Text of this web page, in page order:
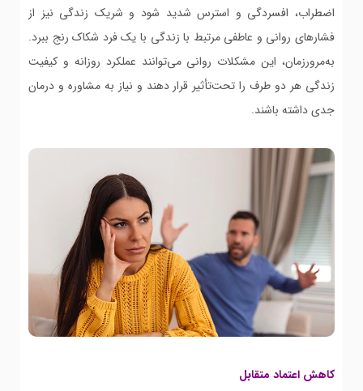
اضطراب، افسردگی و استرس شدید شود و شریک زندگی نیز از
فشارهای روانی و عاطفی مرتبط با زندگی با یک فرد شکاک رنج ببرد.
به‌مرورزمان، این مشکلات روانی می‌توانند عملکرد روزانه و کیفیت
زندگی هر دو طرف را تحت‌تأثیر قرار دهند و نیاز به مشاوره و درمان
جدی داشته باشند.
کاهش اعتماد متقابل